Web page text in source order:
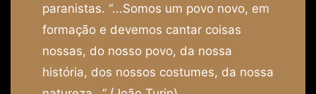
paranistas. “...Somos um povo novo, em
formação e devemos cantar coisas
nossas, do nosso povo, da nossa
história, dos nossos costumes, da nossa